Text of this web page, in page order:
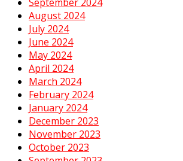
August 2024
July 2024
June 2024
May 2024
April 2024
March 2024
February 2024
January 2024
December 2023
November 2023
October 2023